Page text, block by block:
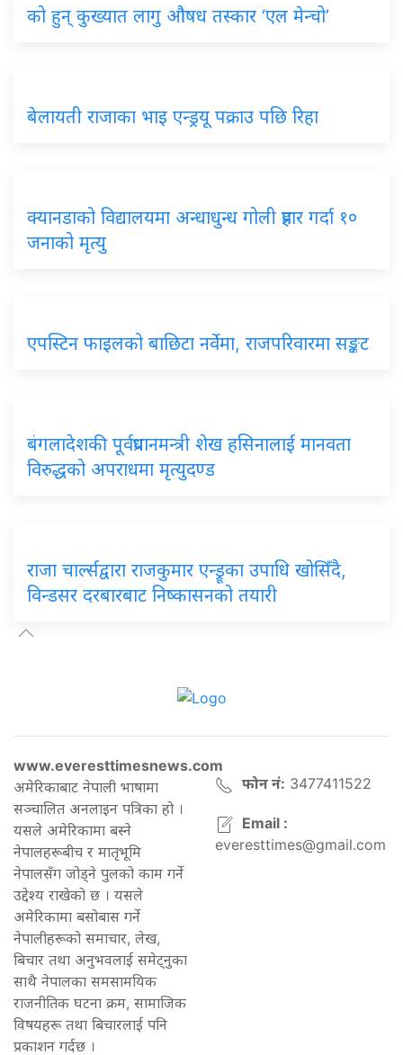
को हुन् कुख्यात लागु औषध तस्कार ‘एल मेन्चो’
बेलायती राजाका भाइ एन्ड्रयू पक्राउ पछि रिहा
क्यानडाको विद्यालयमा अन्धाधुन्ध गोली प्रहार गर्दा १०
जनाको मृत्यु
एपस्टिन फाइलको बाछिटा नर्वेमा, राजपरिवारमा सङ्कट
बंगलादेशकी पूर्वप्रधानमन्त्री शेख हसिनालाई मानवता
विरुद्धको अपराधमा मृत्युदण्ड
राजा चार्ल्सद्वारा राजकुमार एन्ड्रूका उपाधि खोसिँदै,
विन्डसर दरबारबाट निष्कासनको तयारी
www.everesttimesnews.com
अमेरिकाबाट नेपाली भाषामा
सञ्चालित अनलाइन पत्रिका हो ।
यसले अमेरिकामा बस्ने
नेपालहरूबीच र मातृभूमि
नेपालसँग जोड्ने पुलको काम गर्ने
उद्देश्य राखेको छ । यसले
अमेरिकामा बसोबास गर्ने
नेपालीहरूको समाचार, लेख,
बिचार तथा अनुभवलाई समेट्नुका
साथै नेपालका समसामयिक
राजनीतिक घटना क्रम, सामाजिक
विषयहरू तथा बिचारलाई पनि
प्रकाशन गर्दछ ।
फोन नं: 3477411522
Email :
everesttimes@gmail.com